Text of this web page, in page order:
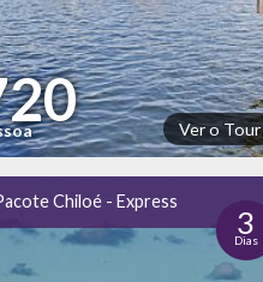
Ver o Tour
Chiloé - Express
3
Dias